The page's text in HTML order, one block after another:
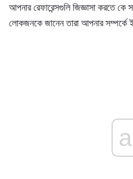
আপনার রেফারেন্সগুলি জিজ্ঞাসা করতে
লোকজনকে জানেন তারা আপনার সম্পর্কে